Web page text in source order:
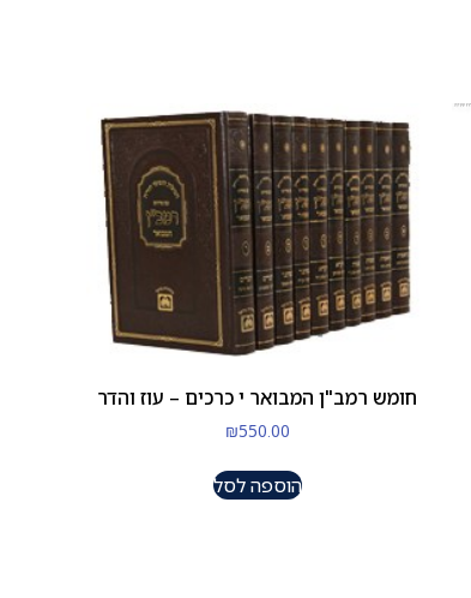
חומש רמב"ן המבואר י כרכים – עוז והדר
₪550.00
הוספה לסל